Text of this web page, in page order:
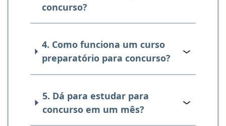
concurso?
4. Como funciona um curso
preparatório para concurso?
5. Dá para estudar para
concurso em um mês?